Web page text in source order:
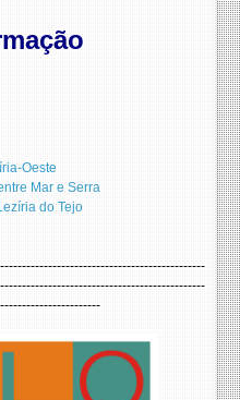
Oeste
Mar e Serra
do Tejo